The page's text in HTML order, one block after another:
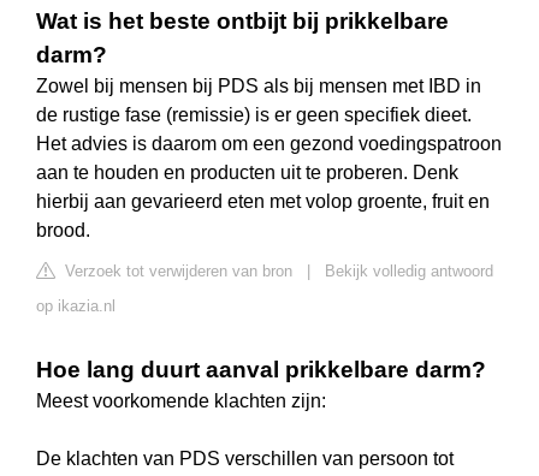
Wat is het beste ontbijt bij prikkelbare
darm?
Zowel bij mensen bij PDS als bij mensen met IBD in
de rustige fase (remissie) is er geen specifiek dieet.
Het advies is daarom om een gezond voedingspatroon
aan te houden en producten uit te proberen. Denk
hierbij aan gevarieerd eten met volop groente, fruit en
brood.
Verzoek tot verwijderen van bron
Bekijk volledig antwoord
op ikazia.nl
Hoe lang duurt aanval prikkelbare darm?
Meest voorkomende klachten zijn:
De klachten van PDS verschillen van persoon tot